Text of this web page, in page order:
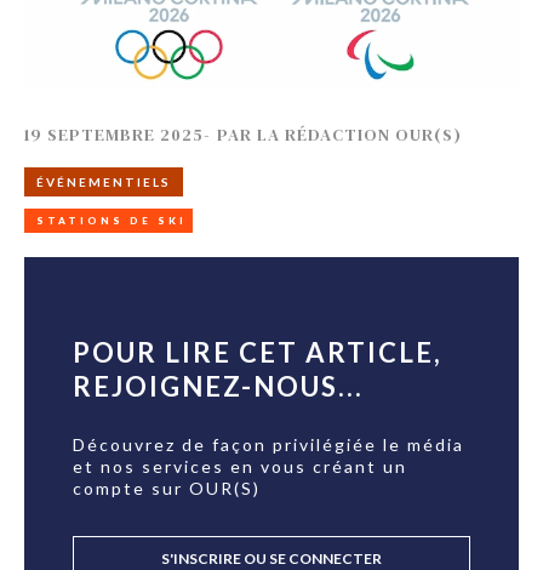
19 SEPTEMBRE 2025- PAR LA RÉDACTION OUR(S)
ÉVÉNEMENTIELS
STATIONS DE SKI
POUR LIRE CET ARTICLE,
REJOIGNEZ-NOUS...
Découvrez de façon privilégiée le média
et nos services en vous créant un
compte sur OUR(S)
S'INSCRIRE OU SE CONNECTER